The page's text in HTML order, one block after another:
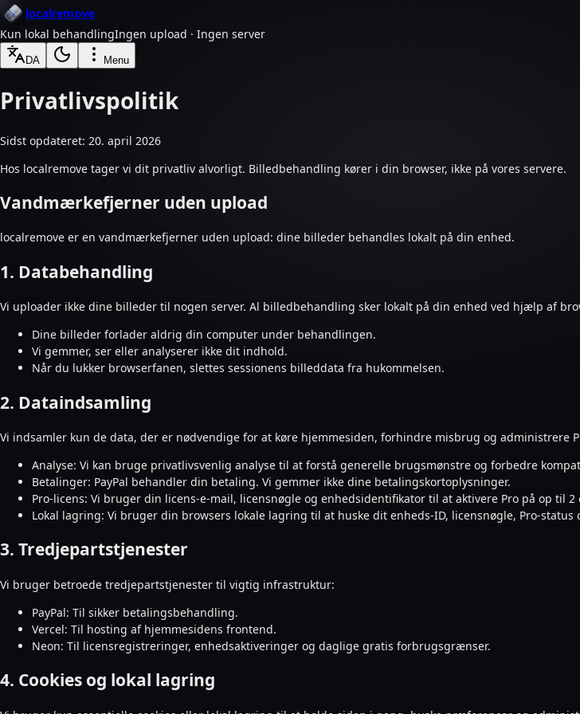
localremove
Kun lokal behandlingIngen upload · Ingen server
DA Menu
Privatlivspolitik
Sidst opdateret: 20. april 2026
Hos localremove tager vi dit privatliv alvorligt. Billedbehandling kører i din browser, ikke på vores servere.
Vandmærkefjerner uden upload
localremove er en vandmærkefjerner uden upload: dine billeder behandles lokalt på din enhed.
1. Databehandling
Vi uploader ikke dine billeder til nogen server. Al billedbehandling sker lokalt på din enhed ved hjælp af
Dine billeder forlader aldrig din computer under behandlingen.
Vi gemmer, ser eller analyserer ikke dit indhold.
Når du lukker browserfanen, slettes sessionens billeddata fra hukommelsen.
2. Dataindsamling
Vi indsamler kun de data, der er nødvendige for at køre hjemmesiden, forhindre misbrug og administrere
Analyse: Vi kan bruge privatlivsvenlig analyse til at forstå generelle brugsmønstre og forbedre
Betalinger: PayPal behandler din betaling. Vi gemmer ikke dine betalingskortoplysninger.
Pro-licens: Vi bruger din licens-e-mail, licensnøgle og enhedsidentifikator til at aktivere Pro på op til 2
Lokal lagring: Vi bruger din browsers lokale lagring til at huske dit enheds-ID, licensnøgle, Pro-status
3. Tredjepartstjenester
Vi bruger betroede tredjepartstjenester til vigtig infrastruktur:
PayPal: Til sikker betalingsbehandling.
Vercel: Til hosting af hjemmesidens frontend.
Neon: Til licensregistreringer, enhedsaktiveringer og daglige gratis forbrugsgrænser.
4. Cookies og lokal lagring